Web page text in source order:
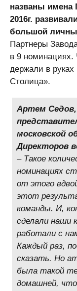
названы имена
2016г.
большой
Партнеры
в 9 номинациях.
держали в
Столица».
Артем
московской
Директоров
– Такое
номинациях
от этого
этот
команды. И,
сделали наши
работали с
Каждый раз,
сказать. Но
была такой
домашней, что